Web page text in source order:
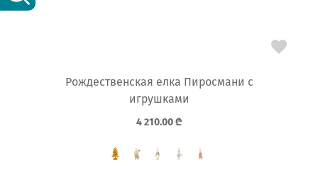
Рождественская елка Пиросмани с
игрушками
4 210.00₾